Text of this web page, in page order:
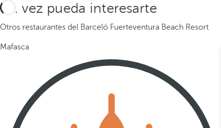
Tal vez pueda interesarte
Otros restaurantes del Barceló Fuerteventura Beach Resort
Mafasca